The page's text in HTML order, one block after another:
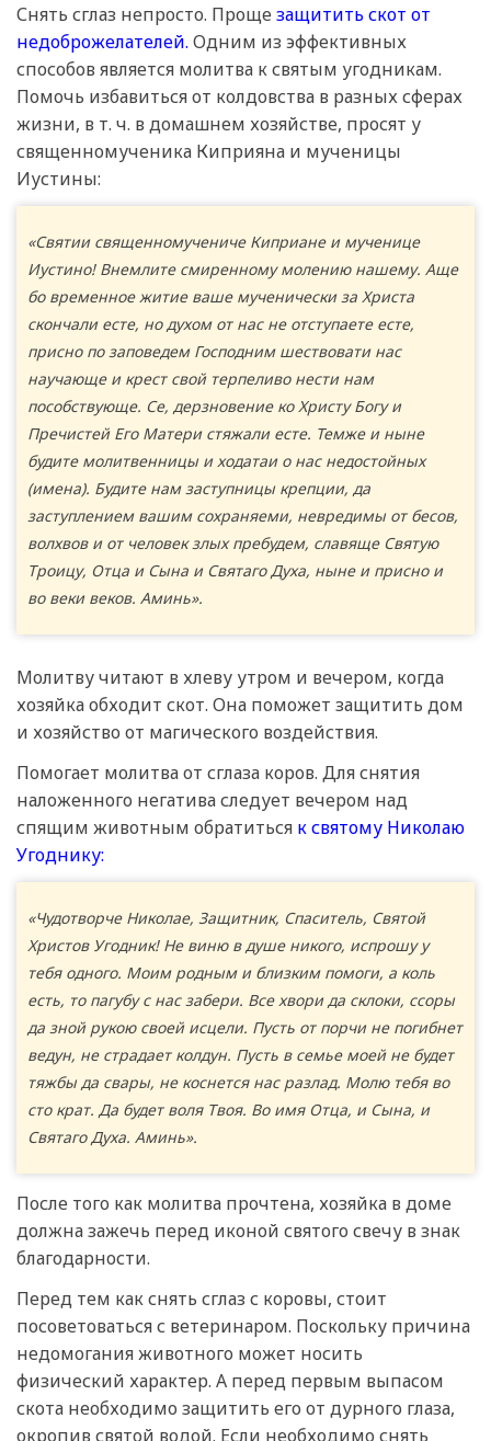
Снять сглаз непросто. Прощезащитить скот от
недоброжелателей. Одним из эффективных
способов является молитва к святым угодникам.
Помочь избавиться от колдовства в разных сферах
жизни, в т. ч. в домашнем хозяйстве, просят у
священномученика Киприяна и мученицы
Иустины:
«Святии священномучениче Киприане и мученице
Иустино! Внемлите смиренному молению нашему. Аще
бо временное житие ваше мученически за Христа
скончали есте, но духом от нас не отступаете есте,
присно по заповедем Господним шествовати нас
научающе и крест свой терпеливо нести нам
пособствующе. Се, дерзновение ко Христу Богу и
Пречистей Его Матери стяжали есте. Темже и ныне
будите молитвенницы и ходатаи о нас недостойных
(имена). Будите нам заступницы крепции, да
заступлением вашим сохраняеми, невредимы от бесов,
волхвов и от человек злых пребудем, славяще Святую
Троицу, Отца и Сына и Святаго Духа, ныне и присно и
во веки веков. Аминь».
Молитву читают в хлеву утром и вечером, когда
хозяйка обходит скот. Она поможет защитить дом
и хозяйство от магического воздействия.
Помогает молитва от сглаза коров. Для снятия
наложенного негатива следует вечером над
спящим животным обратиться к святому Николаю
Угоднику:
«Чудотворче Николае, Защитник, Спаситель, Святой
Христов Угодник! Не виню в душе никого, испрошу у
тебя одного. Моим родным и близким помоги, а коль
есть, то пагубу с нас забери. Все хвори да склоки, ссоры
да зной рукою своей исцели. Пусть от порчи не погибнет
ведун, не страдает колдун. Пусть в семье моей не будет
тяжбы да свары, не коснется нас разлад. Молю тебя во
сто крат. Да будет воля Твоя. Во имя Отца, и Сына, и
Святаго Духа. Аминь».
После того как молитва прочтена, хозяйка в доме
должна зажечь перед иконой святого свечу в знак
благодарности.
Перед тем как снять сглаз с коровы, стоит
посоветоваться с ветеринаром. Поскольку причина
недомогания животного может носить
физический характер. А перед первым выпасом
скота необходимо защитить его от дурного глаза,
окропив святой водой. Если необходимо снять